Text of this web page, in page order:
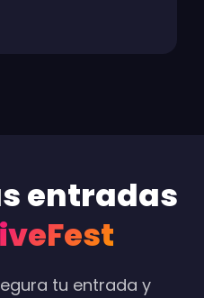
entradas
tu entrada y